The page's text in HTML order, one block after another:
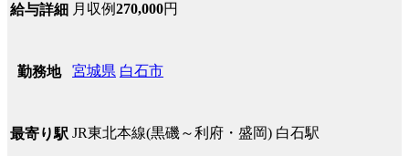
給与詳細 月収例270,000円
勤務地 宮城県 白石市
最寄り駅 JR東北本線(黒磯～利府・盛岡) 白石駅